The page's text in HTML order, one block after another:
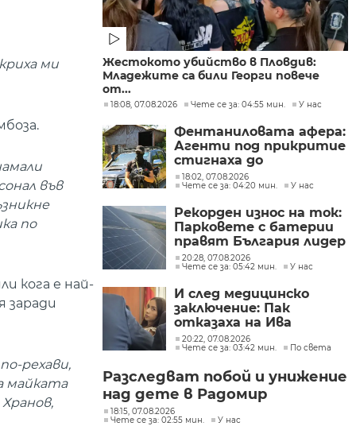
ми
във
по
кога е най-
заради
рехави,
майката
Жестокото убийство в Пловдив:
Младежите са били Георги повече
от...
18:08, 07.08.2026 Чете се за: 04:55 мин. У нас
Фентаниловата афера:
Агенти под прикритие
стигнаха до
лабораторията във
„Факултета“
18:02, 07.08.2026
Чете се за: 04:20 мин.
У нас
Рекорден износ на ток:
Парковете с батерии
правят България лидер
на пазара
20:28, 07.08.2026
Чете се за: 05:42 мин.
У нас
И след медицинско
заключение: Пак
отказаха на Ива
Михайлова да се лекува
в България
20:22, 07.08.2026
Чете се за: 03:42 мин.
По света
Разследват побой и унижение
над дете в Радомир
18:15, 07.08.2026
Чете се за: 02:55 мин.
У нас